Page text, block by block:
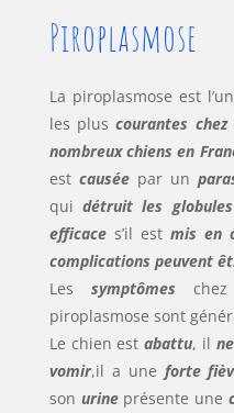
Piroplasmose
La piroplasmose est
les pluscourantes
nombreux chiens en
est causéepar un
quidétruit les
efficaces’il est mis en
complications peuvent
Lessymptômes
piroplasmose sont
Le chien estabattu, il
vomir,il a une forte
son urine présente une